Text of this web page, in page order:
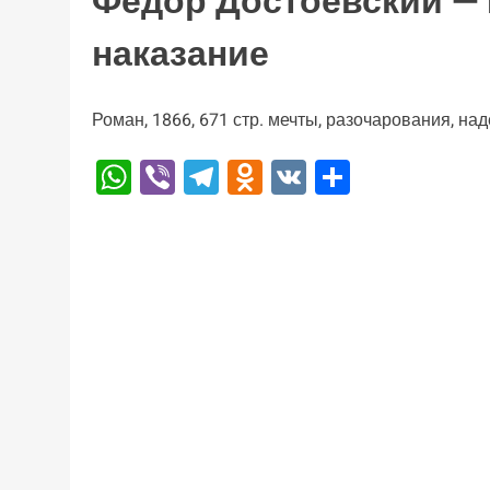
наказание
Роман, 1866, 671 стр. мечты, разочарования,
WhatsApp
ViberTelegram
Odnoklassniki
VK